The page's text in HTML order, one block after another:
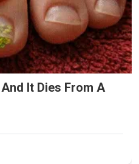
It Dies From A